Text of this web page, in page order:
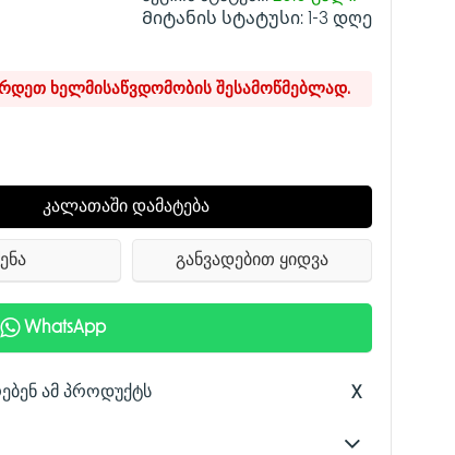
Მიტანის სტატუსი: 1-3 დღე
ხელმისაწვდომობის შესამოწმებლად.
კალათაში დამატება
განვადებით ყიდვა
WhatsApp
X
ამ პროდუქტს